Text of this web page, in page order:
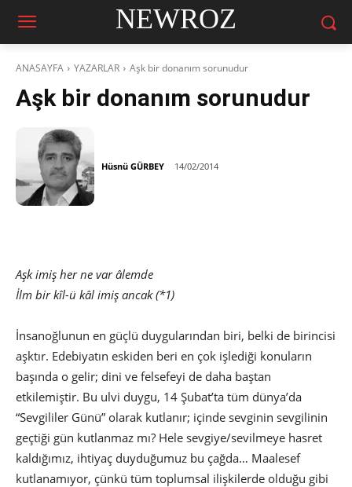
NEWROZ
ANASAYFA YAZARLAR Aşk bir donanım sorunudur
Aşk bir donanım sorunudur
Hüsnü GÜRBEY 14/02/2014
Aşk imiş her ne var âlemde
İlm bir kîl-ü kâl imiş ancak (*1)
İnsanoğlunun en güçlü duygularından biri, belki de birincisi
aşktır. Edebiyatın eskiden beri en çok işlediği konuların
başında o gelir; dini ve felsefeyi de daha baştan
etkilemiştir. Bu ulvi duygu, 14 Şubat’ta tüm dünya’da
“Sevgililer Günü” olarak kutlanır; içinde sevginin sevgilinin
geçtiği gün kutlanmaz mı? Hele sevgiye/sevilmeye hasret
kaldığımız, ihtiyaç duyduğumuz bu çağda… Maalesef
kutlanamıyor, çünkü tüm toplumsal ilişkilerde olduğu gibi